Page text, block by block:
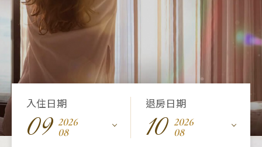
入住日期
09 2026
08
退房日期
10 2026
08